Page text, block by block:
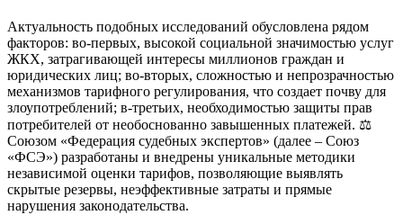
Актуальность подобных исследований обусловлена рядом
факторов: во-первых, высокой социальной значимостью услуг
ЖКХ, затрагивающей интересы миллионов граждан и
юридических лиц; во-вторых, сложностью и непрозрачностью
механизмов тарифного регулирования, что создает почву для
злоупотреблений; в-третьих, необходимостью защиты прав
потребителей от необоснованно завышенных платежей. ⚖️
Союзом «Федерация судебных экспертов» (далее – Союз
«ФСЭ») разработаны и внедрены уникальные методики
независимой оценки тарифов, позволяющие выявлять
скрытые резервы, неэффективные затраты и прямые
нарушения законодательства.